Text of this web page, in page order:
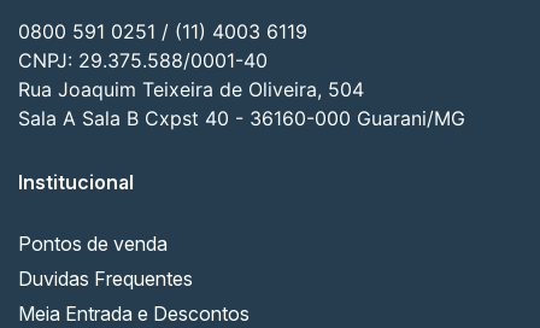
0800 591 0251 / (11) 4003 6119
CNPJ: 29.375.588/0001-40
Rua Joaquim Teixeira de Oliveira, 504
Sala A Sala B Cxpst 40 - 36160-000 Guarani/MG
Institucional
Pontos de venda
Duvidas Frequentes
Meia Entrada e Descontos